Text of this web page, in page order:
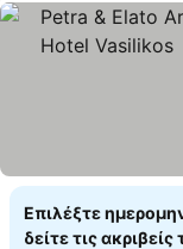
Επιλέξτε
δείτε τις ακριβείς